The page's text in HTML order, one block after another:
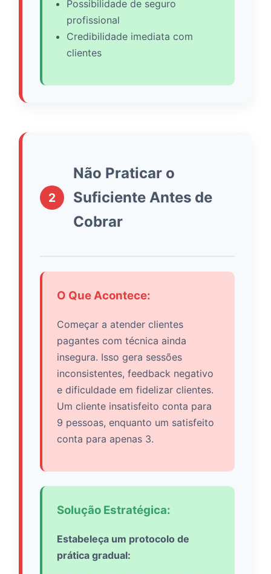
Possibilidade de seguro
profissional
Credibilidade imediata com
clientes
2
Não Praticar o
Suficiente Antes de
Cobrar
O Que Acontece:
Começar a atender clientes
pagantes com técnica ainda
insegura. Isso gera sessões
inconsistentes, feedback negativo
e dificuldade em fidelizar clientes.
Um cliente insatisfeito conta para
9 pessoas, enquanto um satisfeito
conta para apenas 3.
Solução Estratégica:
Estabeleça um protocolo de
prática gradual: